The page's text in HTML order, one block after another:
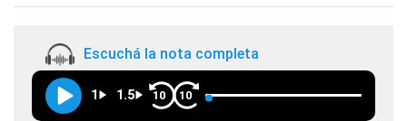
Escuchá la nota completa
1 1.5 10 10